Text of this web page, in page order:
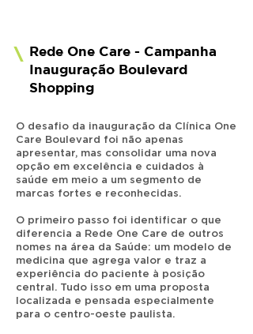
\ Rede One Care - Campanha
Inauguração Boulevard
Shopping
O desafio da inauguração da Clínica One
Care Boulevard foi não apenas
apresentar, mas consolidar uma nova
opção em excelência e cuidados à
saúde em meio a um segmento de
marcas fortes e reconhecidas.
O primeiro passo foi identificar o que
diferencia a Rede One Care de outros
nomes na área da Saúde: um modelo de
medicina que agrega valor e traz a
experiência do paciente à posição
central. Tudo isso em uma proposta
localizada e pensada especialmente
para o centro-oeste paulista.